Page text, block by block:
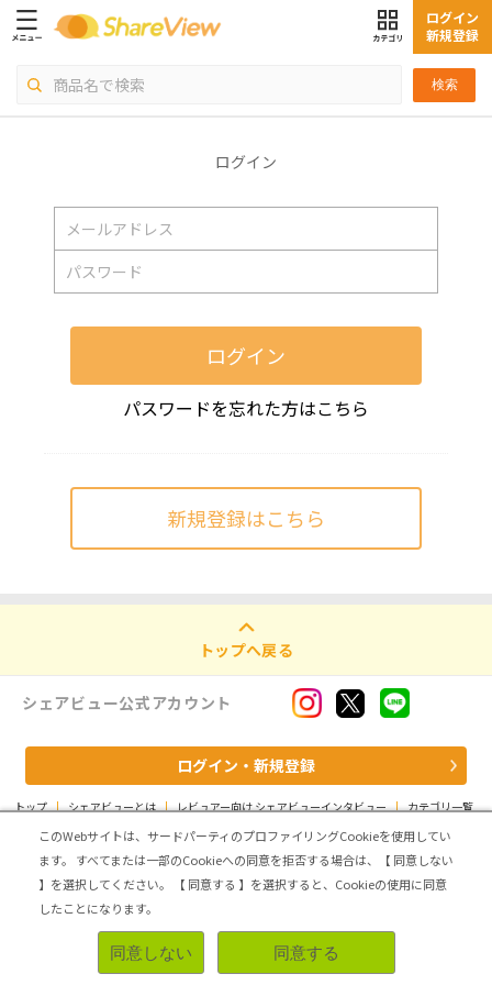
検索
ログイン
新規登録
ログイン
ログイン
パスワードを忘れた方はこちら
新規登録はこちら
トップへ戻る
シェアビュー公式アカウント
ログイン・新規登録
トップ | シェアビューとは | レビュアー向け シェアビューインタビュー | カテゴリ一覧
運営会社 | 個人情報の取扱いについて | 利用規約 サイトマップ
Copyright (C) ASMARQ Co.,Ltd. All Rights Reserved.
このWebサイトは、サードパーティのプロファイリングCookieを使用してい
ます。
すべてまたは一部のCookieへの同意を拒否する場合は、【 同意しない
】を選択してください。
【 同意する 】を選択すると、Cookieの使用に同意
したことになります。
同意しない 同意する